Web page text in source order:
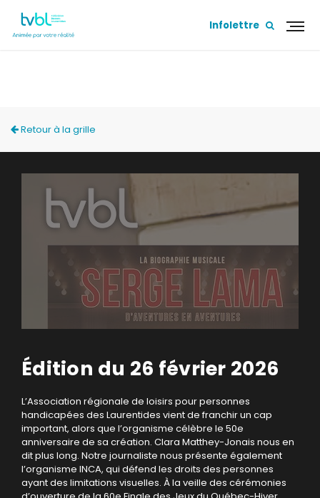
Infolettre
Retour à la grille
Édition du 26 février 2026
L’Association régionale de loisirs pour personnes
handicapées des Laurentides vient de franchir un cap
important, alors que l’organisme célèbre le 50e
anniversaire de sa création. Clara Matthey-Jonais nous en
dit plus long. Notre journaliste nous présente également
l’organisme INCA, qui défend les droits des personnes
ayant des limitations visuelles. À la veille des cérémonies